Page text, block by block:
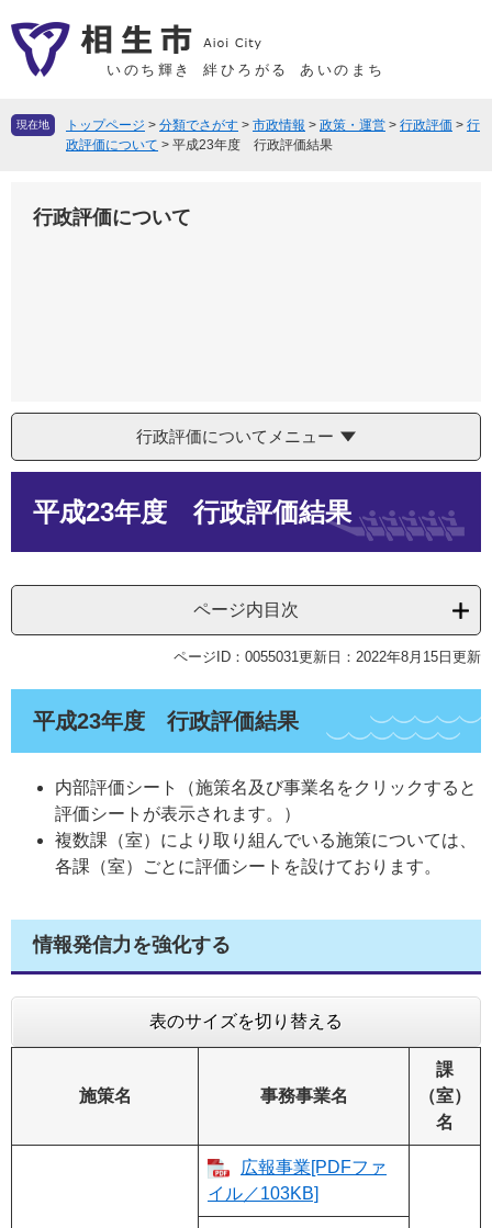
ー
先
ニ
を
いのち輝き 絆ひろがる あいのまち
現在地 トップページ > 分類でさがす > 市政情報 > 政策・運営 > 行政評価 > 行
政評価について > 平成23年度 行政評価結果
行政評価について
行政評価についてメニュー
平成23年度 行政評価結果
ページ内目次
ページID：0055031更新日：2022年8月15日更新
平成23年度 行政評価結果
内部評価シート（施策名及び事業名をクリックすると
評価シートが表示されます。）
複数課（室）により取り組んでいる施策については、
各課（室）ごとに評価シートを設けております。
情報発信力を強化する
表のサイズを切り替える
施策名 事務事業名
課
（室）
名
広報事業[PDFファ
イル／103KB]